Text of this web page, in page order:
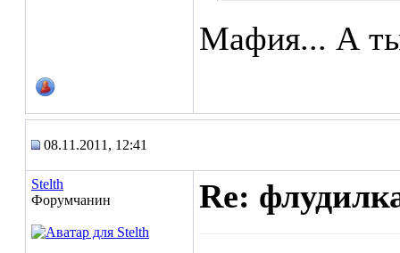
Мафия... А
08.11.2011, 12:41
Stelth
Форумчанин
Re: